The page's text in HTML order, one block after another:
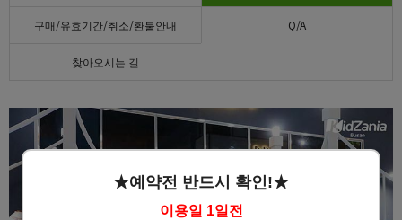
★예약전 반드시 확인!★
이용일 1일전
구매/유효기간/취소/환불안내 Q/A
찾아오시는 길